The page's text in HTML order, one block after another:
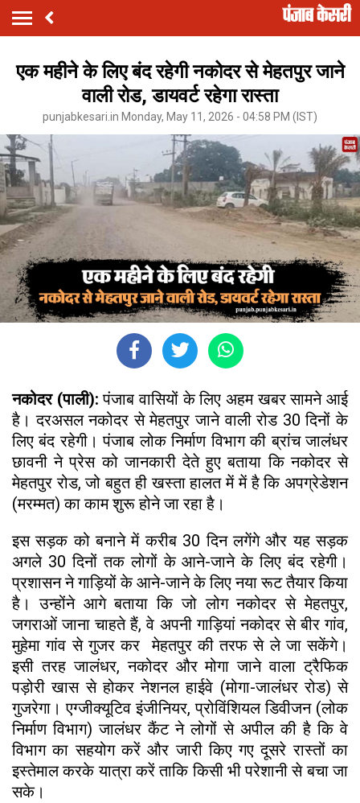
एक महीने के लिए बंद रहेगी नकोदर से मेहतपुर जाने
वाली रोड, डायवर्ट रहेगा रास्ता
punjabkesari.in Monday, May 11, 2026 - 04:58 PM (IST)
नकोदर (पाली): पंजाब वासियों के लिए अहम खबर सामने आई
है। दरअसल नकोदर से मेहतपुर जाने वाली रोड 30 दिनों के
लिए बंद रहेगी। पंजाब लोक निर्माण विभाग की ब्रांच जालंधर
छावनी ने प्रेस को जानकारी देते हुए बताया कि नकोदर से
मेहतपुर रोड, जो बहुत ही खस्ता हालत में में है कि अपग्रेडेशन
(मरम्मत) का काम शुरू होने जा रहा है।
इस सड़क को बनाने में करीब 30 दिन लगेंगे और यह सड़क
अगले 30 दिनों तक लोगों के आने-जाने के लिए बंद रहेगी।
प्रशासन ने गाड़ियों के आने-जाने के लिए नया रूट तैयार किया
है। उन्होंने आगे बताया कि जो लोग नकोदर से मेहतपुर,
जगराओं जाना चाहते हैं, वे अपनी गाड़ियां नकोदर से बीर गांव,
मुहेमा गांव से गुजर कर मेहतपुर की तरफ से ले जा सकेंगे।
इसी तरह जालंधर, नकोदर और मोगा जाने वाला ट्रैफिक
पड़ोरी खास से होकर नेशनल हाईवे (मोगा-जालंधर रोड) से
गुजरेगा। एग्जीक्यूटिव इंजीनियर, प्रोविंशियल डिवीजन (लोक
निर्माण विभाग) जालंधर कैंट ने लोगों से अपील की है कि वे
विभाग का सहयोग करें और जारी किए गए दूसरे रास्तों का
इस्तेमाल करके यात्रा करें ताकि किसी भी परेशानी से बचा जा
सके।